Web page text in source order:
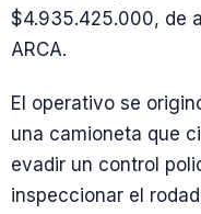
$4.935.425.000, de
ARCA.
El operativo se
una camioneta que
evadir un control
inspeccionar el